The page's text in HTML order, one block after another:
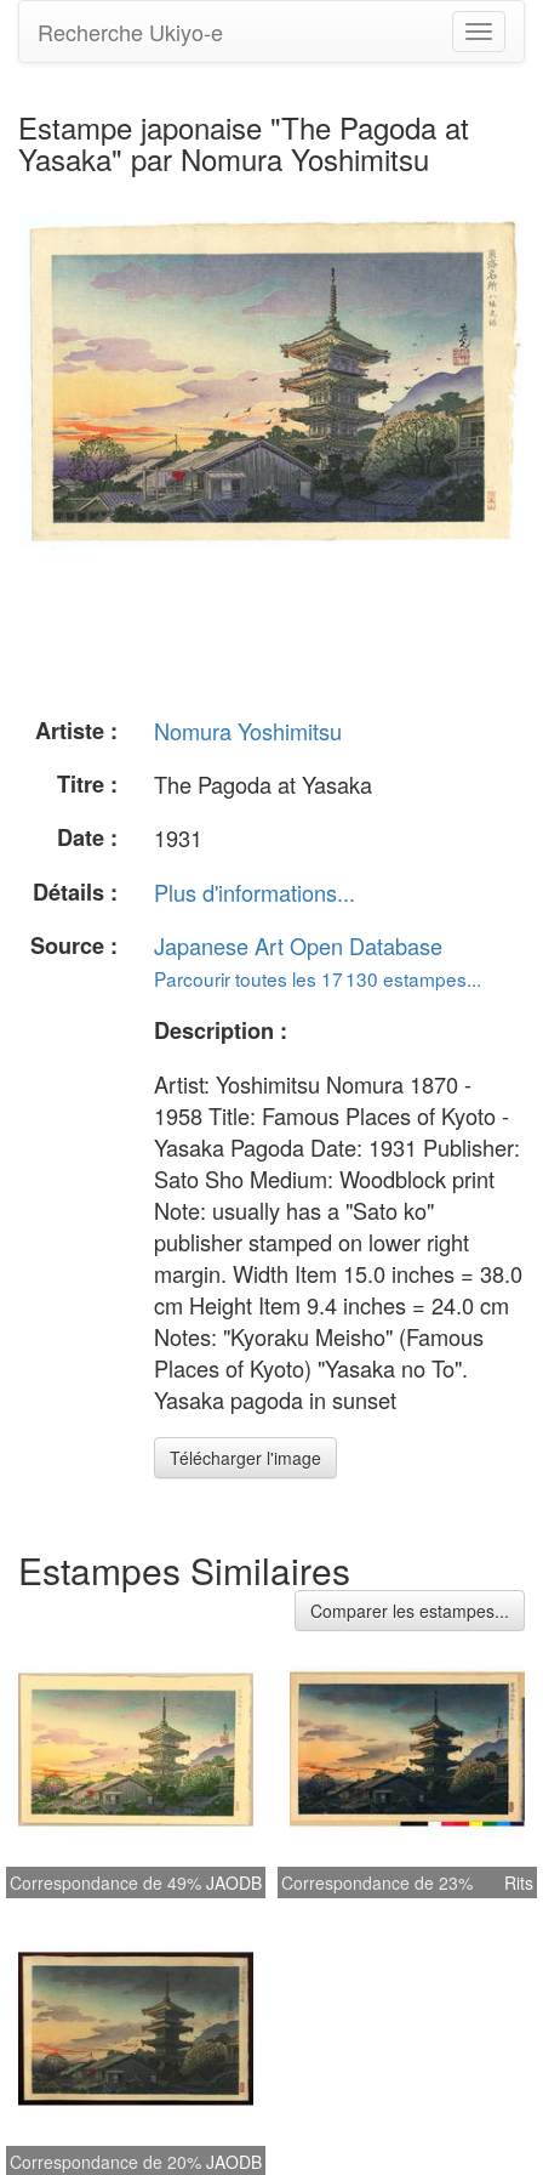
Basculer
la
Recherche Ukiyo-e
Estampe japonaise "The Pagoda at
Yasaka" par Nomura Yoshimitsu
Artiste :
Nomura Yoshimitsu
Titre :
The Pagoda at Yasaka
Date :
1931
Détails :
Plus d'informations...
Source :
Japanese Art Open Database
Parcourir toutes les 17 130 estampes...
Description :
Artist: Yoshimitsu Nomura 1870 -
1958 Title: Famous Places of Kyoto -
Yasaka Pagoda Date: 1931 Publisher:
Sato Sho Medium: Woodblock print
Note: usually has a "Sato ko"
publisher stamped on lower right
margin. Width Item 15.0 inches = 38.0
cm Height Item 9.4 inches = 24.0 cm
Notes: "Kyoraku Meisho" (Famous
Places of Kyoto) "Yasaka no To".
Yasaka pagoda in sunset
Télécharger l'image
Estampes Similaires
Comparer les estampes...
Correspondance de 49% JAODB Correspondance de 23% Rits
Correspondance de 20% JAODB